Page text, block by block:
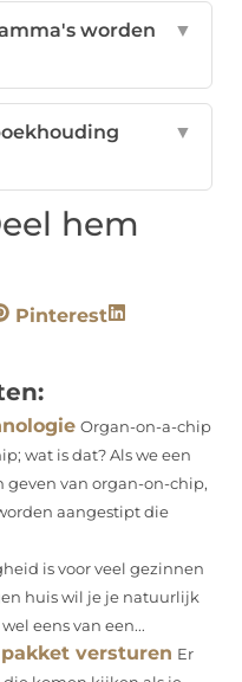
worden
▼
▼
hem
Pinterest
Organ-on-a-chip
wat is dat? Als we een
van organ-on-chip,
aangestipt die
is voor veel gezinnen
huis wil je je natuurlijk
eens van een...
versturen Er